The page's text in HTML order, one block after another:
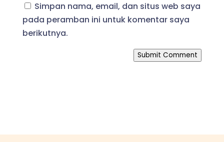
Simpan nama, email, dan situs web saya
pada peramban ini untuk komentar saya
berikutnya.
Submit Comment